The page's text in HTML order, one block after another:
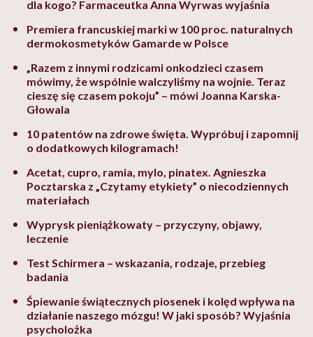
dla kogo? Farmaceutka Anna Wyrwas wyjaśnia
Premiera francuskiej marki w 100 proc. naturalnych
dermokosmetyków Gamarde w Polsce
„Razem z innymi rodzicami onkodzieci czasem
mówimy, że wspólnie walczyliśmy na wojnie. Teraz
cieszę się czasem pokoju” – mówi Joanna Karska-
Głowala
10 patentów na zdrowe święta. Wypróbuj i zapomnij
o dodatkowych kilogramach!
Acetat, cupro, ramia, mylo, pinatex. Agnieszka
Pocztarska z „Czytamy etykiety” o niecodziennych
materiałach
Wyprysk pieniążkowaty – przyczyny, objawy,
leczenie
Test Schirmera – wskazania, rodzaje, przebieg
badania
Śpiewanie świątecznych piosenek i kolęd wpływa na
działanie naszego mózgu! W jaki sposób? Wyjaśnia
psycholożka